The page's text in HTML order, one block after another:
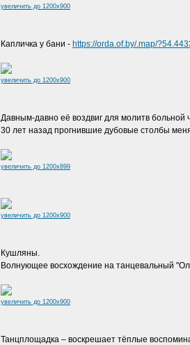
увеличить до 1200x900
Капличка у бани - https://orda.of.by/.map/
увеличить до 1200x900
Давным-давно её воздвиг для молитв больной
30 лет назад прогнившие дубовые столбы
увеличить до 1200x899
увеличить до 1200x900
Кушляны.
Волнующее восхождение на танцевальный
увеличить до 1200x900
Танцплощадка – воскрешает тёплые